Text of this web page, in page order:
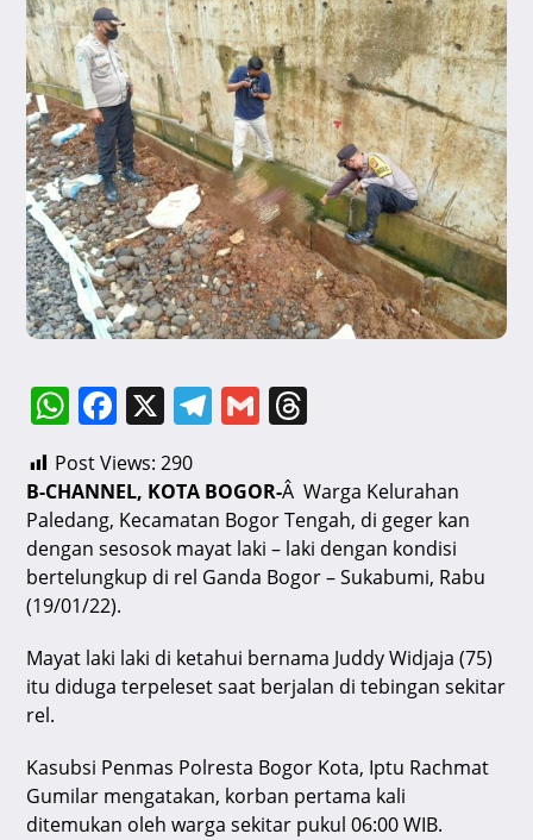
W
h
at
s
A
p
F
c
e
b
o
k
X T
e
gr
a
m
G
ai
l
e
a
d
s
Post Views: 290
B-CHANNEL, KOTA BOGOR-Â Warga Kelurahan
Paledang, Kecamatan Bogor Tengah, di geger kan
dengan sesosok mayat laki – laki dengan kondisi
bertelungkup di rel Ganda Bogor – Sukabumi, Rabu
(19/01/22).
Mayat laki laki di ketahui bernama Juddy Widjaja (75)
itu diduga terpeleset saat berjalan di tebingan sekitar
rel.
Kasubsi Penmas Polresta Bogor Kota, Iptu Rachmat
Gumilar mengatakan, korban pertama kali
ditemukan oleh warga sekitar pukul 06:00 WIB.